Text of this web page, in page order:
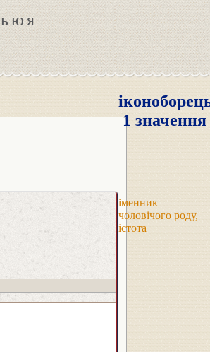
ьюя
1 значення
іменник
чоловічого роду,
істота